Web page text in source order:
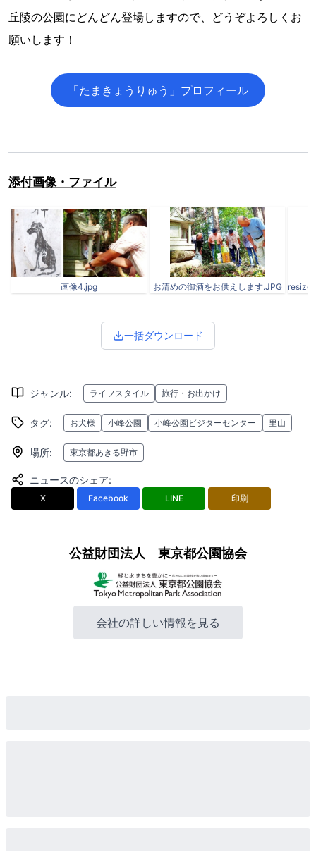
丘陵の公園にどんどん登場しますので、どうぞよろしくお
願いします！
「たまきょうりゅう」プロフィール
添付画像・ファイル
画像4.jpg お清めの御酒をお供えします.JPG
一括ダウンロード
ジャンル: ライフスタイル 旅行・お出かけ
タグ: お犬様 小峰公園 小峰公園ビジターセンター 里山
場所: 東京都あきる野市
ニュースのシェア:
X Facebook LINE 印刷
公益財団法人 東京都公園協会
会社の詳しい情報を見る